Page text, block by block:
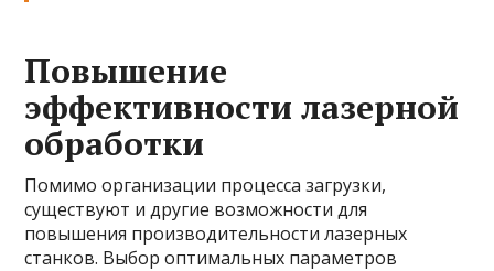
Повышение
эффективности лазерной
обработки
Помимо организации процесса загрузки,
существуют и другие возможности для
повышения производительности лазерных
станков. Выбор оптимальных параметров